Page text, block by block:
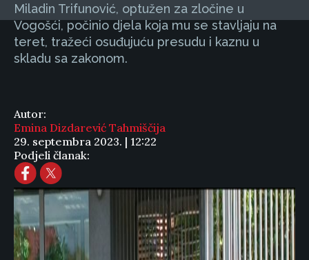
Miladin Trifunović, optužen za zločine u
Vogošći, počinio djela koja mu se stavljaju na
teret, tražeći osuđujuću presudu i kaznu u
skladu sa zakonom.
Autor:
Emina Dizdarević Tahmiščija
29. septembra 2023. | 12:22
Podjeli članak: